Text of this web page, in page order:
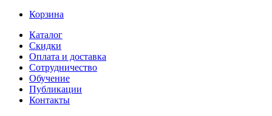
Корзина
Каталог
Скидки
Оплата и доставка
Сотрудничество
Обучение
Публикации
Контакты